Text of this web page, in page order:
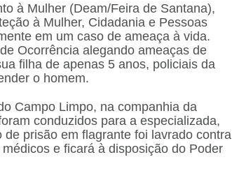
à Mulher (Deam/Feira de Santana),
à Mulher, Cidadania e Pessoas
em um caso de ameaça à vida.
Ocorrência alegando ameaças de
filha de apenas 5 anos, policiais da
o homem.
Campo Limpo, na companhia da
conduzidos para a especializada,
prisão em flagrante foi lavrado contra
e ficará à disposição do Poder